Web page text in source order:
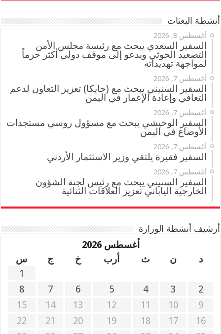
أنشطة البعثات
أغسطس 8, 2026
السفير السعدي يبحث مع رئيسة مجلس الأمن
التصعيد الحوثي ويدعو إلى موقف دولي أكثر حزماً
لمواجهة تهديداته
أغسطس 7, 2026
السفير السنيني يبحث مع (جايكا) تعزيز التعاون لدعم
التعافي وإعادة الإعمار في اليمن
أغسطس 7, 2026
السفير الوحيشي يبحث مع مسؤول روسي مستجدات
الأوضاع في اليمن
أغسطس 7, 2026
السفير فقيرة يلتقي وزير الاستثمار الأردني
أغسطس 7, 2026
السفير السنيني يبحث مع رئيس لجنة الشؤون
الخارجية الياباني تعزيز العلاقات الثنائية
أرشيف أنشطة الوزارة
أغسطس 2026
د
ن ث أرب خ ج
س
1
2
3
4
5
6
7
8
9
10
11
12
13
14
15
16
17
18
19
20
21
22